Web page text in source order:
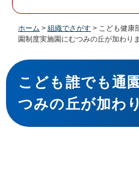
ホーム > 組織でさがす > こども健康
園制度実施園にむつみの丘が加わり
本
文
こども誰でも通
つみの丘が加わ